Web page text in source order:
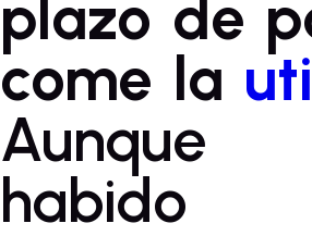
plazo de
come la
habido